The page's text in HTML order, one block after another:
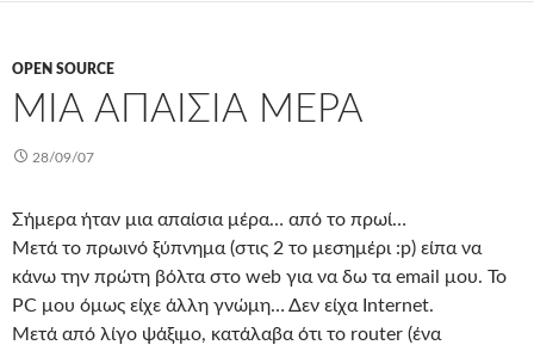
OPEN SOURCE
ΜΙΑ ΑΠΑΊΣΙΑ ΜΈΡΑ
28/09/07
Σήμερα ήταν μια απαίσια μέρα… από το πρωί…
Μετά το πρωινό ξύπνημα (στις 2 το μεσημέρι :p) είπα να
κάνω την πρώτη βόλτα στο web για να δω τα email μου. Το
PC μου όμως είχε άλλη γνώμη… Δεν είχα Internet.
Μετά από λίγο ψάξιμο, κατάλαβα ότι το router (ένα